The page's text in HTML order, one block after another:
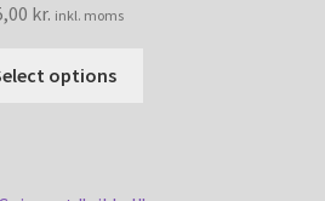
kr. inkl. moms
options